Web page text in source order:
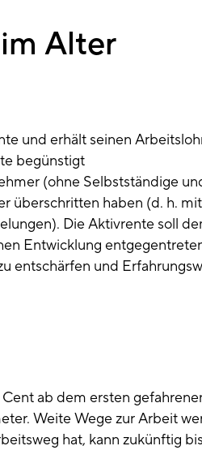
Alter
und erhält seinen
begünstigt
(ohne Selbstständige
überschritten haben (d. h.
Die Aktivrente soll
Entwicklung
entschärfen und
ab dem ersten
Weite Wege zur Arbeit
hat, kann zukünftig